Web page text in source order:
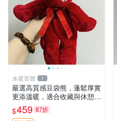
水星百貨 1
嚴選高質感豆袋熊，蓬鬆厚實
更添溫暖，適合收藏與休憩。
前胸填充飽滿，背部亦具優雅
設計。 豆袋熊 保暖 溫柔 蓬
$459 87折